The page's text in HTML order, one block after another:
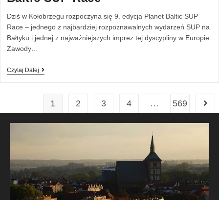
Dziś w Kołobrzegu rozpoczyna się 9. edycja Planet Baltic SUP
Race – jednego z najbardziej rozpoznawalnych wydarzeń SUP na
Bałtyku i jednej z najważniejszych imprez tej dyscypliny w Europie.
Zawody…
Czytaj Dalej
1 2 3 4 … 569